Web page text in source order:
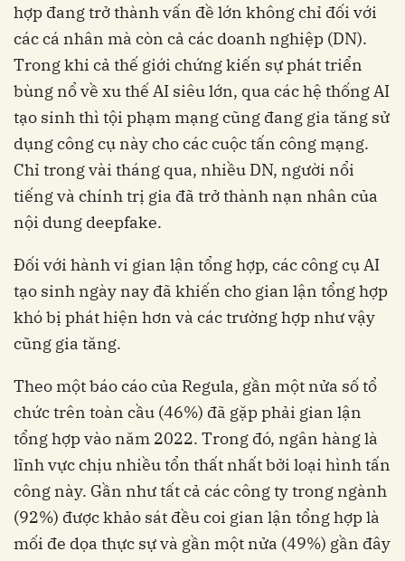
hợp đang trở thành vấn đề lớn không chỉ đối với
các cá nhân mà còn cả các doanh nghiệp (DN).
Trong khi cả thế giới chứng kiến sự phát triển
bùng nổ về xu thế AI siêu lớn, qua các hệ thống AI
tạo sinh thì tội phạm mạng cũng đang gia tăng sử
dụng công cụ này cho các cuộc tấn công mạng.
Chỉ trong vài tháng qua, nhiều DN, người nổi
tiếng và chính trị gia đã trở thành nạn nhân của
nội dung deepfake.
Đối với hành vi gian lận tổng hợp, các công cụ AI
tạo sinh ngày nay đã khiến cho gian lận tổng hợp
khó bị phát hiện hơn và các trường hợp như vậy
cũng gia tăng.
Theo một báo cáo của Regula, gần một nửa số tổ
chức trên toàn cầu (46%) đã gặp phải gian lận
tổng hợp vào năm 2022. Trong đó, ngân hàng là
lĩnh vực chịu nhiều tổn thất nhất bởi loại hình tấn
công này. Gần như tất cả các công ty trong ngành
(92%) được khảo sát đều coi gian lận tổng hợp là
mối đe dọa thực sự và gần một nửa (49%) gần đây